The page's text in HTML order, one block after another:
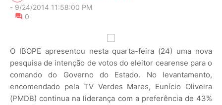
- 9/24/2014 11:58:00 PM
0
O IBOPE apresentou nesta quarta-feira (24) uma nova
pesquisa de intenção de votos do eleitor cearense para o
comando do Governo do Estado. No levantamento,
encomendado pela TV Verdes Mares, Eunício Oliveira
(PMDB) continua na liderança com a preferência de 43%